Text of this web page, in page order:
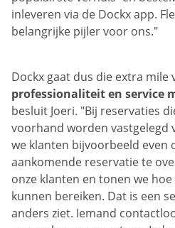
inleveren via de Dockx app.
belangrijke pijler voor ons."
Dockx gaat dus die extra mile
professionaliteit en service
besluit Joeri. "Bij reservaties
voorhand worden vastgelegd
we klanten bijvoorbeeld even
aankomende reservatie te
onze klanten en tonen we
kunnen bereiken. Dat is een
anders ziet. Iemand